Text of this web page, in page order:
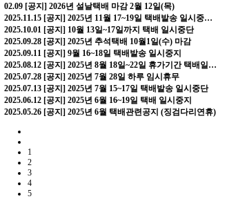
02.09 [공지] 2026년 설날택배 마감 2월 12일(목)
2025.11.15 [공지] 2025년 11월 17~19일 택배발송 일시중…
2025.10.01 [공지] 10월 13일~17일까지 택배 일시중단
2025.09.28 [공지] 2025년 추석택배 10월1일(수) 마감
2025.09.11 [공지] 9월 16~18일 택배발송 일시중지
2025.08.12 [공지] 2025년 8월 18일~22일 휴가기간 택배일…
2025.07.28 [공지] 2025년 7월 28일 하루 임시휴무
2025.07.13 [공지] 2025년 7월 15~17일 택배발송 일시중단
2025.06.12 [공지] 2025년 6월 16~19일 택배 일시중지
2025.05.26 [공지] 2025년 6월 택배관련공지 (징검다리연휴)
1
2
3
4
5